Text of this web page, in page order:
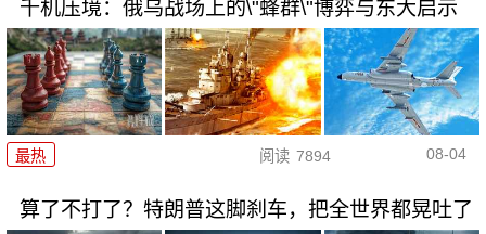
千机压境：俄乌战场上的\"蜂群\"博弈与东大启示
最热 阅读 7894 08-04
算了不打了？特朗普这脚刹车，把全世界都晃吐了